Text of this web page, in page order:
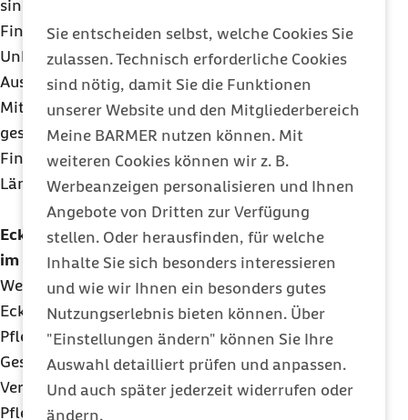
Sie entscheiden selbst, welche Cookies Sie
zulassen. Technisch erforderliche Cookies
sind nötig, damit Sie die Funktionen
unserer Website und den Mitgliederbereich
Meine BARMER nutzen können. Mit
weiteren Cookies können wir z. B.
Werbeanzeigen personalisieren und Ihnen
Angebote von Dritten zur Verfügung
stellen. Oder herausfinden, für welche
Inhalte Sie sich besonders interessieren
und wie wir Ihnen ein besonders gutes
Nutzungserlebnis bieten können. Über
"Einstellungen ändern" können Sie Ihre
Auswahl detailliert prüfen und anpassen.
Und auch später jederzeit widerrufen oder
ändern.
sind zusätzliche leistungsunabhängige
Finanzmittel vorgesehen.
Unbefriedigend bleibt, dass die Kommission keine
Aussagen zur Höhe und Herkunft der zusätzlichen
Mittel trifft. Aufgrund des
gesamtgesellschaftlichen Ziels muss die
Finanzierung aus Sicht der Barmer von Bund und
Ländern getragen werden.
Eckpunkte desBMG für neuePersonalvorgaben
im Krankenhaus
Weiteres Thema von Berlin kompakt sind die
Eckpunkte zur Einführung einer neuen
Pflegepersonalbemessung, die
Gesundheitsminister Karl Lauterbach zur
Verbesserung der Arbeitsbedingungen von
Pflegekräften im Krankenhaus vorgelegt hat. Die